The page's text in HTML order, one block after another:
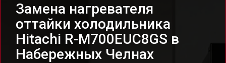
Замена нагревателя
оттайки холодильника
Hitachi R-M700EUC8GS в
Набережных Челнах